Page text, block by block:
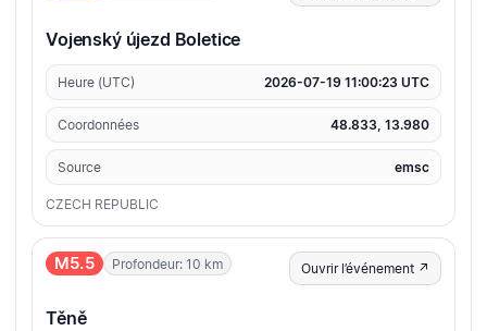
Vojenský újezd Boletice
Heure (UTC) 2026-07-19 11:00:23 UTC
Coordonnées 48.833, 13.980
Source emsc
CZECH REPUBLIC
M5.5 Profondeur: 10 km Ouvrir l’événement ↗
Těně